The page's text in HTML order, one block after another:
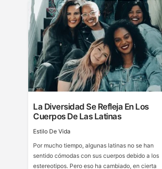
La Diversidad Se Refleja En Los
Cuerpos De Las Latinas
Estilo De Vida
Por mucho tiempo, algunas latinas no se han
sentido cómodas con sus cuerpos debido a los
estereotipos. Pero eso ha cambiado, en cierta